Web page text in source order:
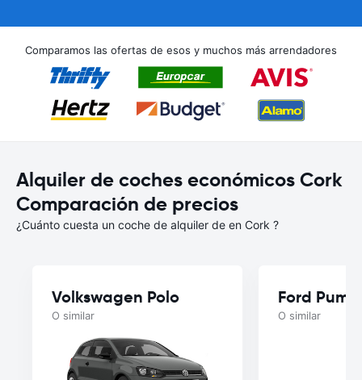
Comparamos las ofertas de esos y muchos más arrendadores
Alquiler de coches económicos Cork
Comparación de precios
¿Cuánto cuesta un coche de alquiler de en Cork ?
Volkswagen Polo
O similar
Ford Puma
O similar